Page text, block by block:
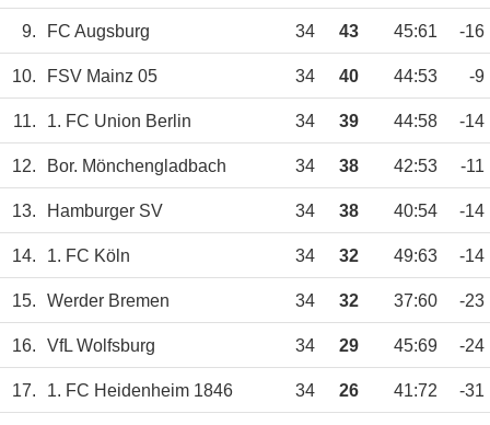
9. FC Augsburg 34 43 45:61 -16
10. FSV Mainz 05 34 40 44:53 -9
11. 1. FC Union Berlin 34 39 44:58 -14
12. Bor. Mönchengladbach 34 38 42:53 -11
13. Hamburger SV 34 38 40:54 -14
14. 1. FC Köln 34 32 49:63 -14
15. Werder Bremen 34 32 37:60 -23
16. VfL Wolfsburg 34 29 45:69 -24
17. 1. FC Heidenheim 1846 34 26 41:72 -31